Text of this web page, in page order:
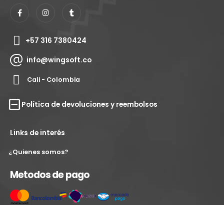
+57 316 7380424
info@wingsoft.co
Cali - Colombia
Política de devoluciones y reembolsos
Links de interés
¿Quienes somos?
Metodos de pago